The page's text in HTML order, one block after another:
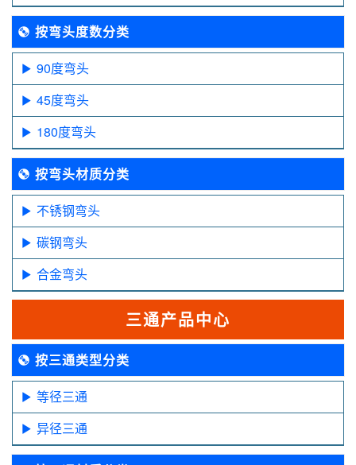
按弯头度数分类
90度弯头
45度弯头
180度弯头
按弯头材质分类
不锈钢弯头
碳钢弯头
合金弯头
三通产品中心
按三通类型分类
等径三通
异径三通